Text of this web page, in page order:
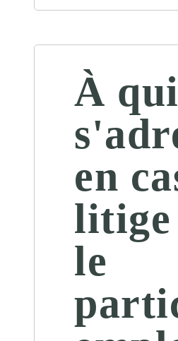
À qui
en
litige
le